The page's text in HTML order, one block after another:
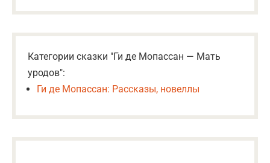
Категории сказки "Ги де Мопассан — Мать
уродов":
Ги де Мопассан: Рассказы, новеллы